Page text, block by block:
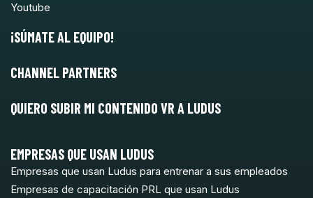
Youtube
¡SÚMATE AL EQUIPO!
CHANNEL PARTNERS
QUIERO SUBIR MI CONTENIDO VR A LUDUS
EMPRESAS QUE USAN LUDUS
Empresas que usan Ludus para entrenar a sus empleados
Empresas de capacitación PRL que usan Ludus